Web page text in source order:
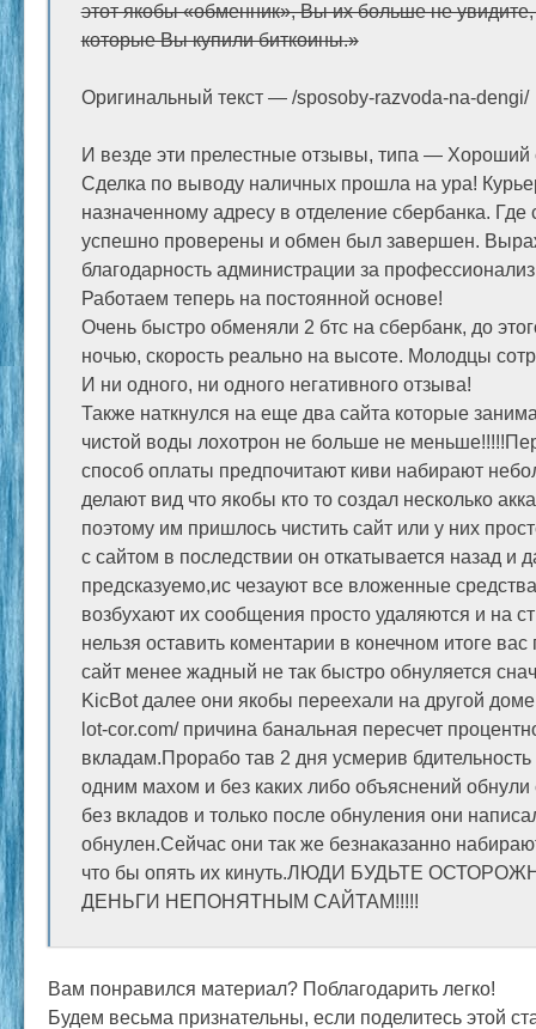
этот якобы «обменник», Вы их больше не увидите,
которые Вы купили биткоины.»
Оригинальный текст — /sposoby-razvoda-na-dengi/
И везде эти прелестные отзывы, типа — Хороший
Сделка по выводу наличных прошла на ура!
назначенному адресу в отделение сбербанка. Где
успешно проверены и обмен был завершен.
благодарность администрации за
Работаем теперь на постоянной основе!
Очень быстро обменяли 2 бтс на сбербанк, до
ночью, скорость реально на высоте. Молодцы
И ни одного, ни одного негативного отзыва!
Также наткнулся на еще два сайта которые
чистой воды лохотрон не больше не
способ оплаты предпочитают киви набирают
делают вид что якобы кто то создал несколько
поэтому им пришлось чистить сайт или у них
с сайтом в последствии он откатывается назад и
предсказуемо,ис чезауют все вложенные
возбухают их сообщения просто удаляются и на
нельзя оставить коментарии в конечном итоге вас
сайт менее жадный не так быстро обнуляется
KicBot далее они якобы переехали на другой
lot-cor.com/ причина банальная пересчет
вкладам.Прорабо тав 2 дня усмерив
одним махом и без каких либо объяснений обнули
без вкладов и только после обнуления они
обнулен.Сейчас они так же безнаказанно
что бы опять их кинуть.ЛЮДИ БУДЬТЕ
ДЕНЬГИ НЕПОНЯТНЫМ САЙТАМ!!!!!
Вам понравился материал? Поблагодарить легко!
Будем весьма признательны, если поделитесь этой